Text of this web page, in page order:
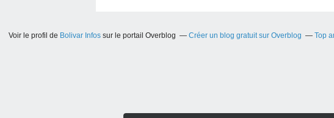
Voir le profil de Bolivar Infossur le portail Overblog Créer un blog gratuit sur Overblog Top